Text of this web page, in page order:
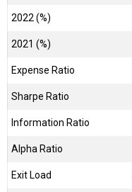
2022 (%)
2021 (%)
Expense Ratio
Sharpe Ratio
Information Ratio
Alpha Ratio
Exit Load